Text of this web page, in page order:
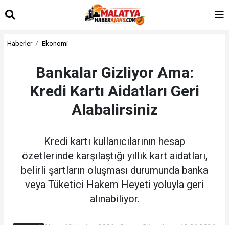
Haberler Ekonomi
Bankalar Gizliyor Ama:
Kredi Kartı Aidatları Geri
Alabalirsiniz
Kredi kartı kullanıcılarının hesap
özetlerinde karşılaştığı yıllık kart aidatları,
belirli şartların oluşması durumunda banka
veya Tüketici Hakem Heyeti yoluyla geri
alınabiliyor.